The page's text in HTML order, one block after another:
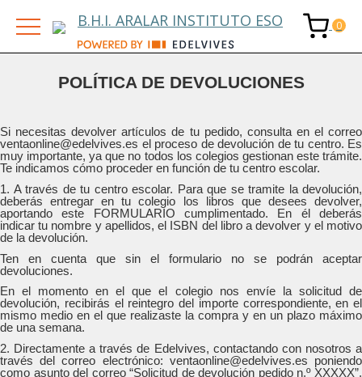
B.H.I. ARALAR INSTITUTO ESO
POLÍTICA DE DEVOLUCIONES
Si necesitas devolver artículos de tu pedido, consulta en el correo
ventaonline@edelvives.es el proceso de devolución de tu centro. Es
muy importante, ya que no todos los colegios gestionan este trámite.
Te indicamos cómo proceder en función de tu centro escolar.
1. A través de tu centro escolar. Para que se tramite la devolución,
deberás entregar en tu colegio los libros que desees devolver,
aportando este FORMULARIO cumplimentado. En él deberás
indicar tu nombre y apellidos, el ISBN del libro a devolver y el motivo
de la devolución.
Ten en cuenta que sin el formulario no se podrán aceptar
devoluciones.
En el momento en el que el colegio nos envíe la solicitud de
devolución, recibirás el reintegro del importe correspondiente, en el
mismo medio en el que realizaste la compra y en un plazo máximo
de una semana.
2. Directamente a través de Edelvives, contactando con nosotros a
través del correo electrónico: ventaonline@edelvives.es poniendo
como asunto del correo “Solicitud de devolución pedido n.º XXXXX”.